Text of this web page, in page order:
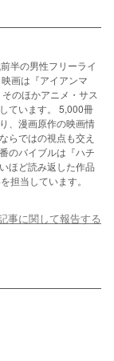
半の男性フリーライ
画は『アイアンマ
のほかアニメ・サス
ています。 5,000冊
、漫画原作の映画情
らではの視点も交え
のバイブルは『ハチ
ほど読み返した作品
担当しています。
事に関して報告する